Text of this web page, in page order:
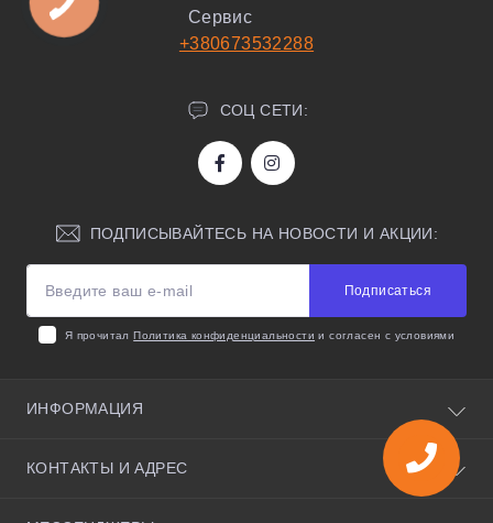
Сервис
+380673532288
СОЦ СЕТИ:
ПОДПИСЫВАЙТЕСЬ НА НОВОСТИ И АКЦИИ:
Подписаться
Я прочиталПолитика конфиденциальности и согласен с условиями
ИНФОРМАЦИЯ
Полезные советы
КОНТАКТЫ И АДРЕС